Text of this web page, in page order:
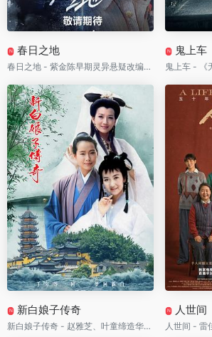
N 春日之地
春日之地 - 紫金陈早期灵异悬疑改编！大学神秘社团牵出八十年前禁忌实验，一件出土古物竟能改写所有人的命运
N 鬼上车
N 新白娘子传奇
新白娘子传奇 - 赵雅芝、叶童缔造华语神话巅峰！千年蛇妖为爱逆天改命，一曲《千年等一回》唱哭几代人
N 人世间